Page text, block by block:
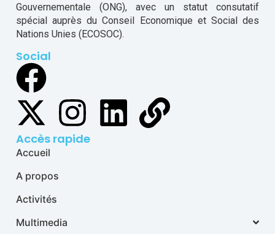
Gouvernementale (ONG), avec un statut consutatif
spécial auprès du Conseil Economique et Social des
Nations Unies (ECOSOC).
Social
Accès rapide
Accueil
A propos
Activités
Multimedia